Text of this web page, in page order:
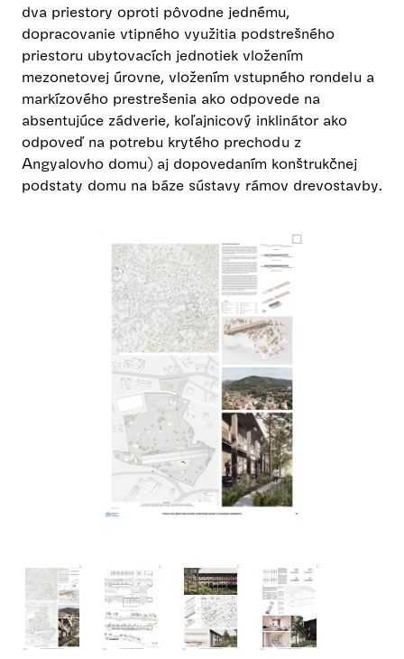
dva priestory oproti pôvodne jednému,
dopracovanie vtipného využitia podstrešného
priestoru ubytovacích jednotiek vložením
mezonetovej úrovne, vložením vstupného rondelu a
markízového prestrešenia ako odpovede na
absentujúce zádverie, koľajnicový inklinátor ako
odpoveď na potrebu krytého prechodu z
Angyalovho domu) aj dopovedaním konštrukčnej
podstaty domu na báze sústavy rámov drevostavby.